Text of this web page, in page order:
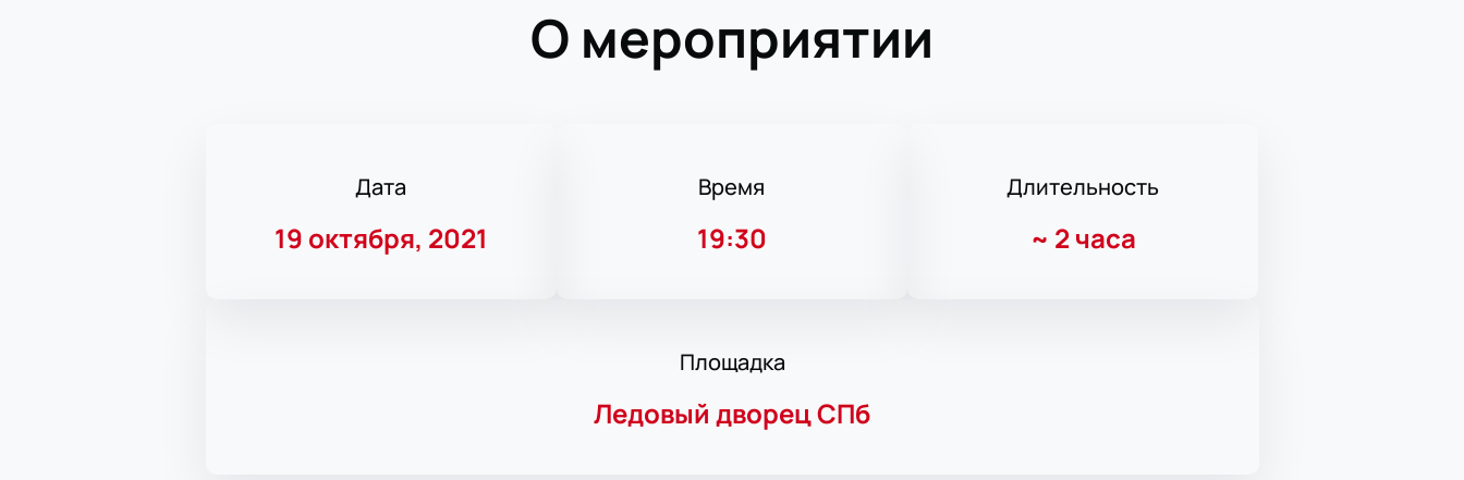
О мероприятии
Дата
19 октября, 2021
Время
19:30
Длительность
~ 2 часа
Площадка
Ледовый дворец СПб